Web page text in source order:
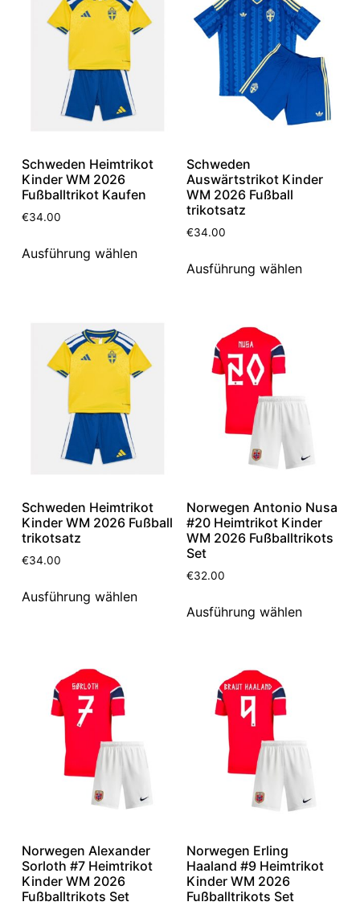
Schweden Heimtrikot
Kinder WM 2026
Fußballtrikot Kaufen
€34.00
Ausführung wählen
Schweden
Auswärtstrikot Kinder
WM 2026 Fußball
trikotsatz
€34.00
Ausführung wählen
Schweden Heimtrikot
Kinder WM 2026 Fußball
trikotsatz
€34.00
Ausführung wählen
Norwegen Antonio Nusa
#20 Heimtrikot Kinder
WM 2026 Fußballtrikots
Set
€32.00
Ausführung wählen
Norwegen Alexander
Sorloth #7 Heimtrikot
Kinder WM 2026
Fußballtrikots Set
Norwegen Erling
Haaland #9 Heimtrikot
Kinder WM 2026
Fußballtrikots Set